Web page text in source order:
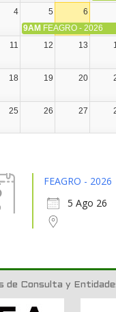
4 5 6
9AM FEAGRO - 2026
11 12 13
18 19 20
25 26 27
FEAGRO - 2026
5 Ago 26
de Consulta y